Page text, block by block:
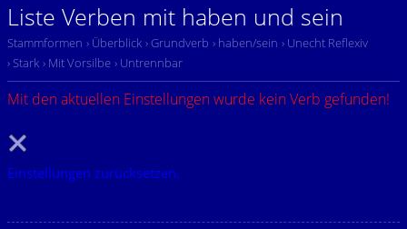
Liste Verben mit haben und sein
Stammformen › Überblick › Grundverb › haben/sein › Unecht Reflexiv
› Stark › Mit Vorsilbe › Untrennbar
Mit den aktuellen Einstellungen wurde kein Verb gefunden!
Einstellungen zurücksetzen.